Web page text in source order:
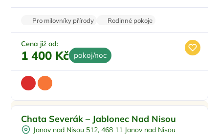
Pro milovníky přírody
Rodinné pokoje
Balkon/terasa
Klimatizace Stolní hry
Cena již od:
1 400 Kč pokoj/noc
Polopenze
U lyžařského střediska
Chata Severák – Jablonec Nad Nisou
Janov nad Nisou 512, 468 11 Janov nad Nisou